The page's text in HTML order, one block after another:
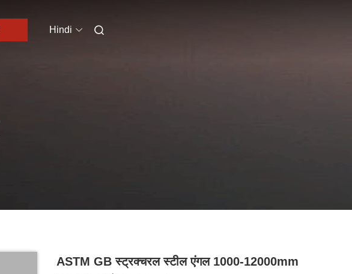
Hindi
ASTM GB स्ट्रक्चरल स्टील एंगल 1000-12000mm